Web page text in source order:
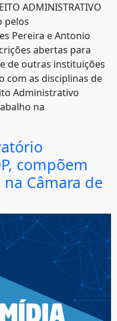
ADMINISTRATIVO
pelos
Pereira e Antonio
abertas para
de outras instituições
com as disciplinas de
Administrativo
na
compõem
Câmara de